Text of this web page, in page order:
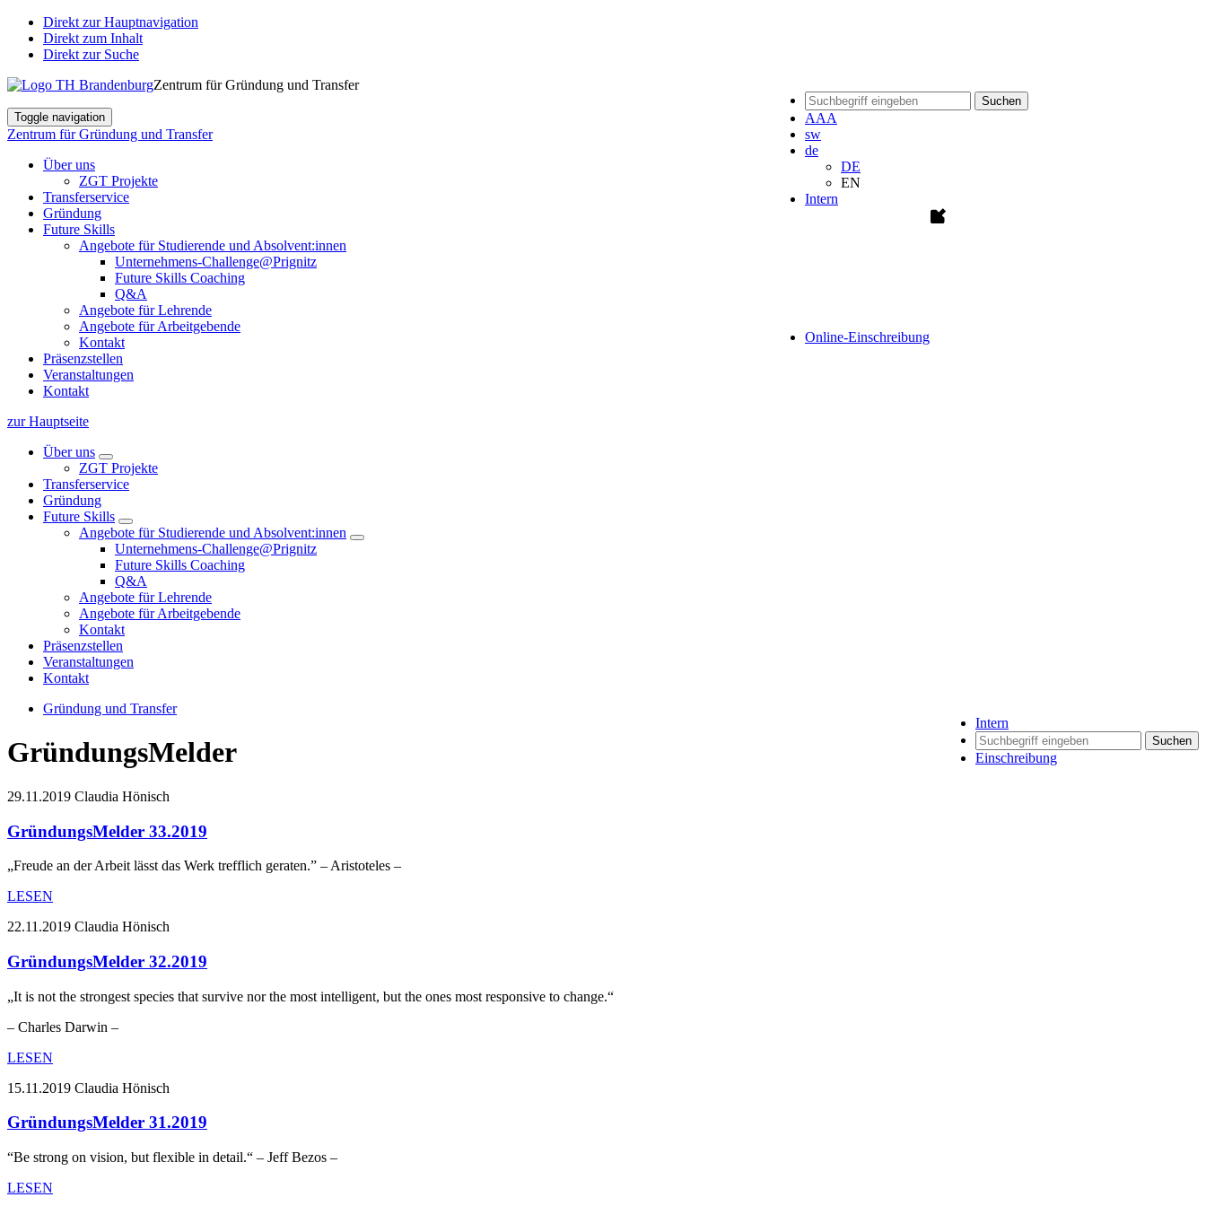
Direkt zur Hauptnavigation
Direkt zum Inhalt
Direkt zur Suche
Suchen
AAA
sw
de
DE
EN
Intern
Online-Einschreibung
Zentrum für Gründung und Transfer
Toggle navigation
Zentrum für Gründung und Transfer
Über uns
ZGT Projekte
Transferservice
Gründung
Future Skills
Angebote für Studierende und Absolvent:innen
Unternehmens-Challenge@Prignitz
Future Skills Coaching
Q&A
Angebote für Lehrende
Angebote für Arbeitgebende
Kontakt
Präsenzstellen
Veranstaltungen
Kontakt
zur Hauptseite
Über uns
ZGT Projekte
Transferservice
Gründung
Future Skills
Angebote für Studierende und Absolvent:innen
Unternehmens-Challenge@Prignitz
Future Skills Coaching
Q&A
Angebote für Lehrende
Angebote für Arbeitgebende
Kontakt
Präsenzstellen
Veranstaltungen
Kontakt
Intern
Suchen
Einschreibung
Gründung und Transfer
GründungsMelder
29.11.2019 Claudia Hönisch
GründungsMelder 33.2019
„Freude an der Arbeit lässt das Werk trefflich geraten.” – Aristoteles –
LESEN
22.11.2019 Claudia Hönisch
GründungsMelder 32.2019
„It is not the strongest species that survive nor the most intelligent, but the ones most responsive to change.“
– Charles Darwin –
LESEN
15.11.2019 Claudia Hönisch
GründungsMelder 31.2019
“Be strong on vision, but flexible in detail.“ – Jeff Bezos –
LESEN